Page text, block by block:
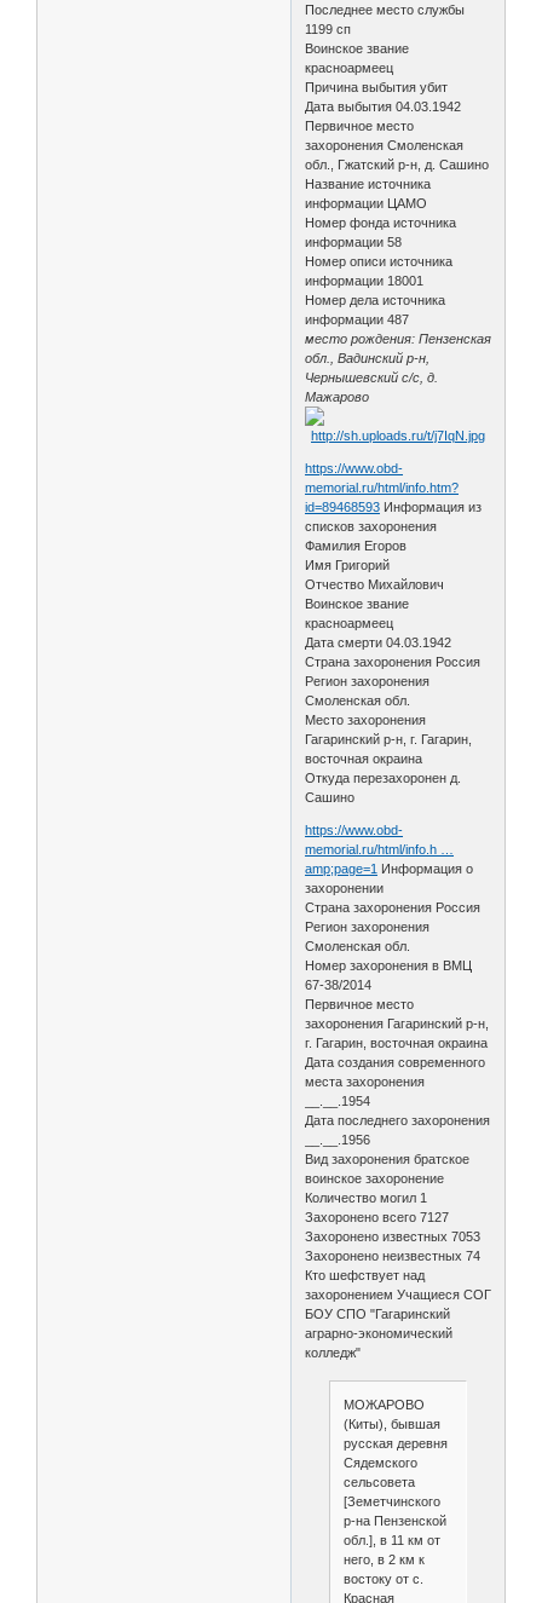
Последнее место службы
1199 сп
Воинское звание
красноармеец
Причина выбытия убит
Дата выбытия 04.03.1942
Первичное место
захоронения Смоленская
обл., Гжатский р-н, д. Сашино
Название источника
информации ЦАМО
Номер фонда источника
информации 58
Номер описи источника
информации 18001
Номер дела источника
информации 487
место рождения: Пензенская
обл., Вадинский р-н,
Чернышевский с/с, д.
Мажарово
https://www.obd-
memorial.ru/html/info.htm?
id=89468593 Информация из
списков захоронения
Фамилия Егоров
Имя Григорий
Отчество Михайлович
Воинское звание
красноармеец
Дата смерти 04.03.1942
Страна захоронения Россия
Регион захоронения
Смоленская обл.
Место захоронения
Гагаринский р-н, г. Гагарин,
восточная окраина
Откуда перезахоронен д.
Сашино
https://www.obd-
memorial.ru/html/info.h …
amp;page=1 Информация о
захоронении
Страна захоронения Россия
Регион захоронения
Смоленская обл.
Номер захоронения в ВМЦ
67-38/2014
Первичное место
захоронения Гагаринский р-н,
г. Гагарин, восточная окраина
Дата создания современного
места захоронения
__.__.1954
Дата последнего захоронения
__.__.1956
Вид захоронения братское
воинское захоронение
Количество могил 1
Захоронено всего 7127
Захоронено известных 7053
Захоронено неизвестных 74
Кто шефствует над
захоронением Учащиеся СОГ
БОУ СПО "Гагаринский
аграрно-экономический
колледж"
МОЖАРОВО
(Киты), бывшая
русская деревня
Сядемского
сельсовета
[Земетчинского
р-на Пензенской
обл.], в 11 км от
него, в 2 км к
востоку от с.
Красная